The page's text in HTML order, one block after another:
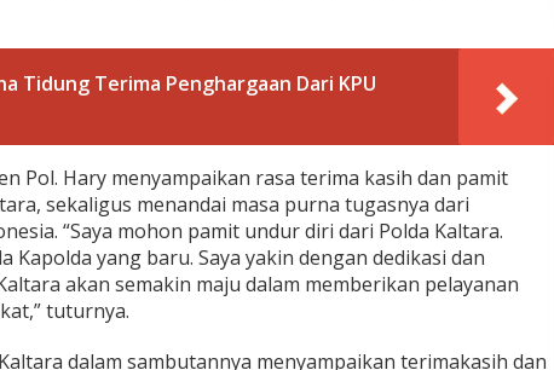
Tidung Terima Penghargaan Dari KPU
Pol. Hary menyampaikan rasa terima kasih dan pamit
sekaligus menandai masa purna tugasnya dari
“Saya mohon pamit undur diri dari Polda Kaltara.
Kapolda yang baru. Saya yakin dengan dedikasi dan
akan semakin maju dalam memberikan pelayanan
tuturnya.
dalam sambutannya menyampaikan terimakasih dan